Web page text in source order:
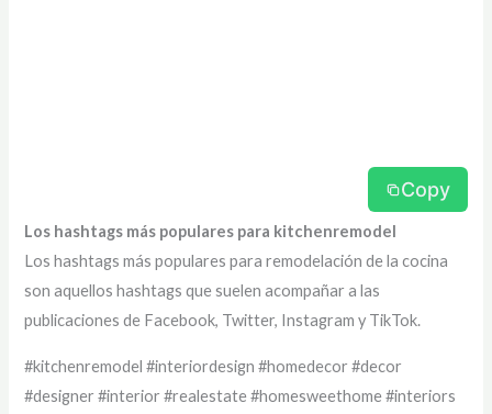
Copy
Los hashtags más populares para kitchenremodel
Los hashtags más populares para remodelación de la cocina
son aquellos hashtags que suelen acompañar a las
publicaciones de Facebook, Twitter, Instagram y TikTok.
#kitchenremodel #interiordesign #homedecor #decor
#designer #interior #realestate #homesweethome #interiors